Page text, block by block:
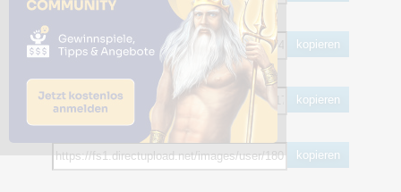
HTML
kopieren
BB Code
kopieren
kopieren